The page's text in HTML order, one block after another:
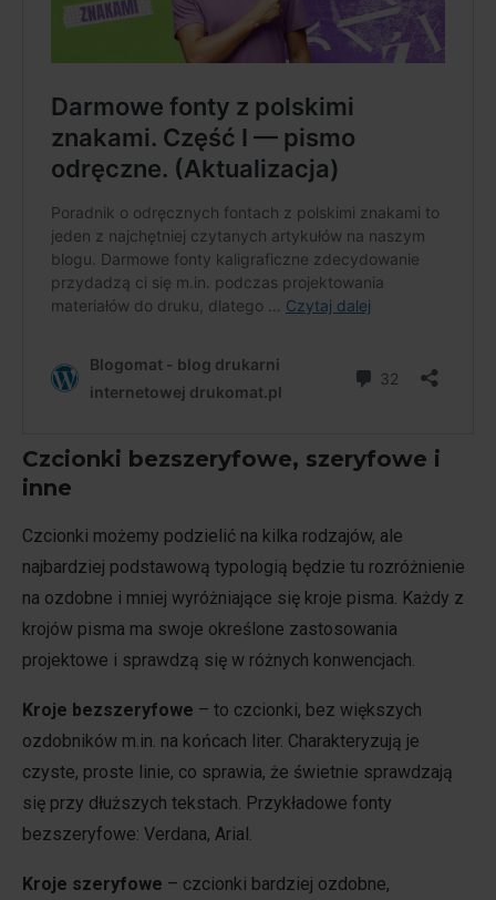
Czcionki bezszeryfowe, szeryfowe i
inne
Czcionki możemy podzielić na kilka rodzajów, ale
najbardziej podstawową typologią będzie tu rozróżnienie
na ozdobne i mniej wyróżniające się kroje pisma. Każdy z
krojów pisma ma swoje określone zastosowania
projektowe i sprawdzą się w różnych konwencjach.
Kroje bezszeryfowe – to czcionki, bez większych
ozdobników m.in. na końcach liter. Charakteryzują je
czyste, proste linie, co sprawia, że świetnie sprawdzają
się przy dłuższych tekstach. Przykładowe fonty
bezszeryfowe: Verdana, Arial.
Kroje szeryfowe – czcionki bardziej ozdobne,